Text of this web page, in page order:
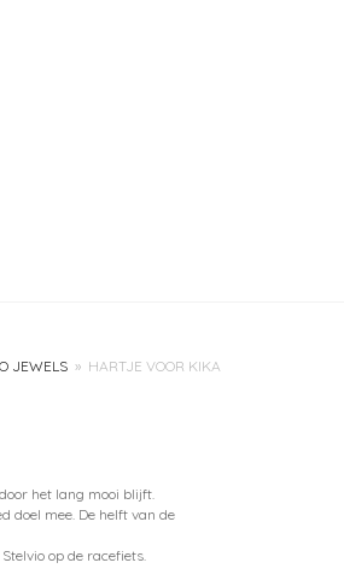
JEWELS » HARTJE VOOR KIKA
het lang mooi blijft.
doel mee. De helft van de
op de racefiets.